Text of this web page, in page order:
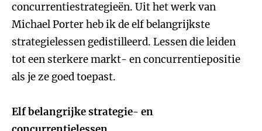
concurrentiestrategieën. Uit het werk van
Michael Porter heb ik de elf belangrijkste
strategielessen gedistilleerd. Lessen die leiden
tot een sterkere markt- en concurrentiepositie
als je ze goed toepast.
Elf belangrijke strategie- en